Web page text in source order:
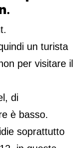
.
un turista
per visitare il
di
è basso.
soprattutto